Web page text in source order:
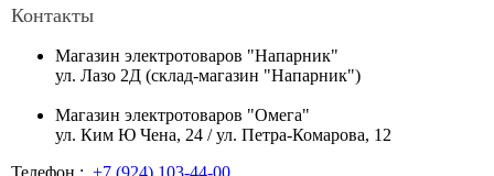
Контакты
Магазин электротоваров "Напарник"
ул. Лазо 2Д (склад-магазин "Напарник")
Магазин электротоваров "Омега"
ул. Ким Ю Чена, 24 / ул. Петра-Комарова, 12
Телефон : +7 (924) 103-44-00